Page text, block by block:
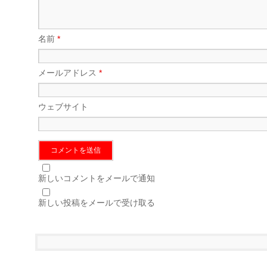
名前 *
メールアドレス *
ウェブサイト
新しいコメントをメールで通知
新しい投稿をメールで受け取る